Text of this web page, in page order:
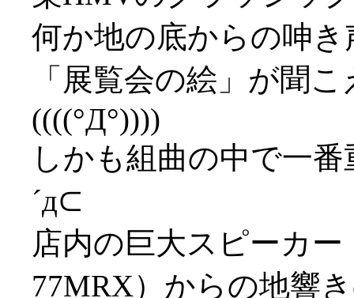
何か地の底からの呻
「展覧会の絵」が聞
((((°Д°))))
しかも組曲の中で一
´д⊂
店内の巨大スピーカ
77MRX）からの地響